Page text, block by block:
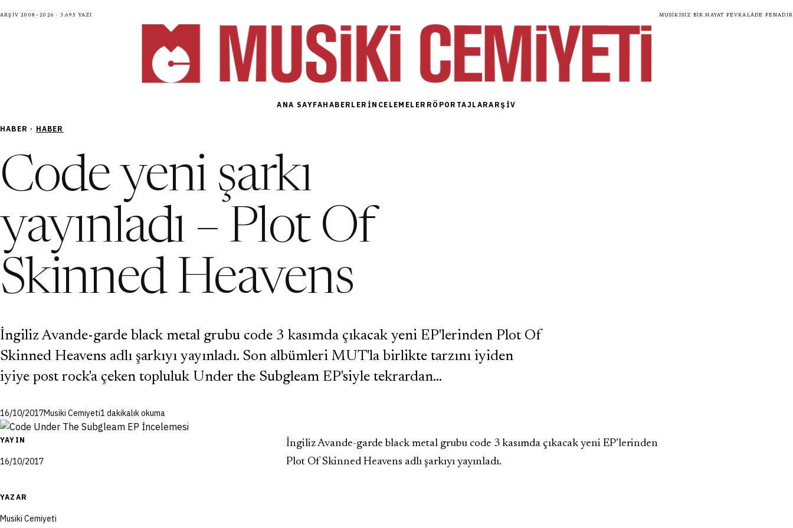
Arşiv 2008—2026 · 3.695 yazı Musikisiz bir hayat fevkalâde fenadır
ANA SAYFAHABERLER İNCELEMELER RÖPORTAJLARARŞIV
HABER · HABER
Code yeni şarkı
yayınladı – Plot Of
Skinned Heavens
İngiliz Avande-garde black metal grubu code 3 kasımda çıkacak yeni EP'lerinden Plot Of
Skinned Heavens adlı şarkıyı yayınladı. Son albümleri MUT'la birlikte tarzını iyiden
iyiye post rock'a çeken topluluk Under the Subgleam EP'siyle tekrardan…
16/10/2017Musiki Cemiyeti1 dakikalık okuma
YAYIN
16/10/2017
YAZAR
Musiki Cemiyeti
İngiliz Avande-garde black metal grubu code 3 kasımda çıkacak yeni EP’lerinden
Plot Of Skinned Heavens adlı şarkıyı yayınladı.